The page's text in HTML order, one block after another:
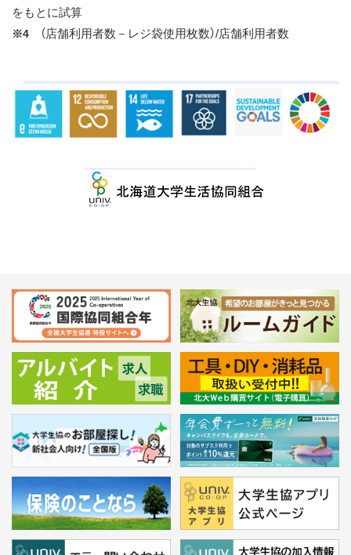
をもとに試算
※4 （店舗利用者数－レジ袋使用枚数）/店舗利用者数